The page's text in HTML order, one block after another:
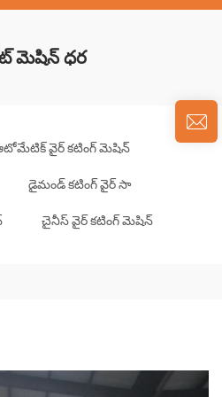
మెషిన్ ధర
వైర్ కటింగ్ మెషిన్
డైమండ్ కటింగ్ వైర్ సా
చైనీస్ వైర్ కటింగ్ మెషిన్